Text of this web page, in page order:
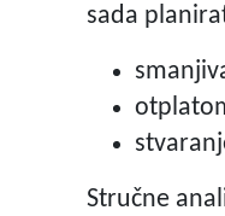
sada
Stručne